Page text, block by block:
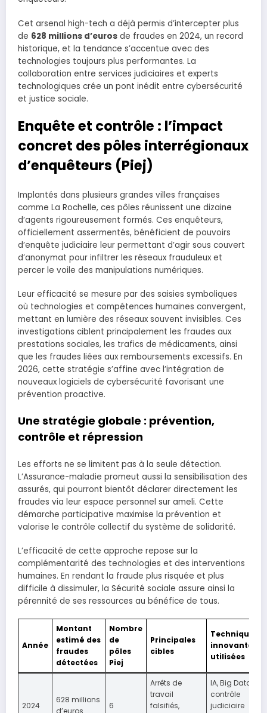
Cet arsenal high-tech a déjà permis d’intercepter plus
de 628 millions d’euros de fraudes en 2024, un record
historique, et la tendance s’accentue avec des
technologies toujours plus performantes. La
collaboration entre services judiciaires et experts
technologiques crée un pont inédit entre cybersécurité
et justice sociale.
Enquête et contrôle : l’impact
concret des pôles interrégionaux
d’enquêteurs (Piej)
Implantés dans plusieurs grandes villes françaises
comme La Rochelle, ces pôles réunissent une dizaine
d’agents rigoureusement formés. Ces enquêteurs,
officiellement assermentés, bénéficient de pouvoirs
d’enquête judiciaire leur permettant d’agir sous couvert
d’anonymat pour infiltrer les réseaux frauduleux et
percer le voile des manipulations numériques.
Leur efficacité se mesure par des saisies symboliques
où technologies et compétences humaines convergent,
mettant en lumière des réseaux souvent invisibles. Ces
investigations ciblent principalement les fraudes aux
prestations sociales, les trafics de médicaments, ainsi
que les fraudes liées aux remboursements excessifs. En
2026, cette stratégie s’affine avec l’intégration de
nouveaux logiciels de cybersécurité favorisant une
prévention proactive.
Une stratégie globale : prévention,
contrôle et répression
Les efforts ne se limitent pas à la seule détection.
L’Assurance-maladie promeut aussi la sensibilisation des
assurés, qui pourront bientôt déclarer directement les
fraudes via leur espace personnel sur ameli. Cette
démarche participative maximise la prévention et
valorise le contrôle collectif du système de solidarité.
L’efficacité de cette approche repose sur la
complémentarité des technologies et des interventions
humaines. En rendant la fraude plus risquée et plus
difficile à dissimuler, la Sécurité sociale assure ainsi la
pérennité de ses ressources au bénéfice de tous.
Année
Montant
estimé des
fraudes
détectées
Nombre
de
pôles
Piej
Principales
cibles
Techniques
innovantes
utilisées
2024
628 millions
6
Arrêts de
travail
falsifiés,
IA, Big Data,
contrôle
judiciaire